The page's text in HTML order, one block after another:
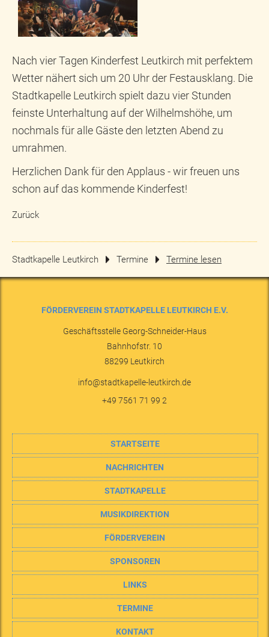
Nach vier Tagen Kinderfest Leutkirch mit perfektem
Wetter nähert sich um 20 Uhr der Festausklang. Die
Stadtkapelle Leutkirch spielt dazu vier Stunden
feinste Unterhaltung auf der Wilhelmshöhe, um
nochmals für alle Gäste den letzten Abend zu
umrahmen.
Herzlichen Dank für den Applaus - wir freuen uns
schon auf das kommende Kinderfest!
Zurück
Stadtkapelle Leutkirch Termine Termine lesen
FÖRDERVEREIN STADTKAPELLE LEUTKIRCH E.V.
Geschäftsstelle Georg-Schneider-Haus
Bahnhofstr. 10
88299 Leutkirch
info@stadtkapelle-leutkirch.de
+49 7561 71 99 2
STARTSEITE
NACHRICHTEN
STADTKAPELLE
MUSIKDIREKTION
FÖRDERVEREIN
SPONSOREN
LINKS
TERMINE
KONTAKT